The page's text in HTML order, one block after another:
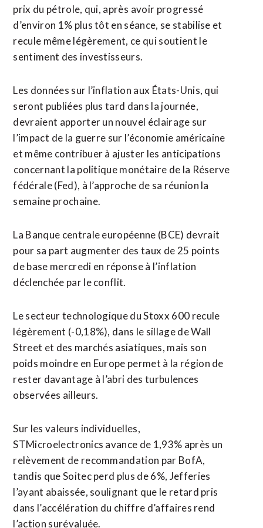
prix du pétrole, qui, après ⁠avoir progressé
d’environ 1% plus tôt en séance, se stabilise et
recule même légèrement, ce qui soutient le
sentiment des investisseurs.
Les données sur l’inflation aux États-Unis, qui
seront publiées plus tard dans la journée,
devraient apporter un nouvel éclairage sur
l’impact ⁠de ‌la guerre sur l’économie américaine
et même contribuer à ajuster les anticipations
⁠concernant la politique monétaire de la Réserve
fédérale (Fed), ​à l’approche de ​sa réunion la
semaine prochaine.
La Banque centrale européenne (BCE) devrait
pour sa part augmenter des ​taux de 25 points
de base mercredi en réponse à l’inflation
déclenchée par le conflit.
Le secteur technologique du ‌Stoxx 600 recule ​
légèrement (-0,18%), dans le sillage de Wall
Street et des marchés asiatiques, mais son
poids ​moindre en Europe permet à la région de
rester davantage à l’abri des turbulences
observées ailleurs.
Sur les valeurs individuelles,
STMicroelectronics avance de 1,93% après un
relèvement de recommandation par BofA,
tandis que Soitec perd plus de 6%, Jefferies
l’ayant abaissée, soulignant que le retard pris
dans l’accélération ⁠du chiffre d’affaires rend
l’action surévaluée.